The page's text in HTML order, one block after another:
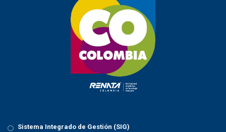
Sistema Integrado de Gestión (SIG)